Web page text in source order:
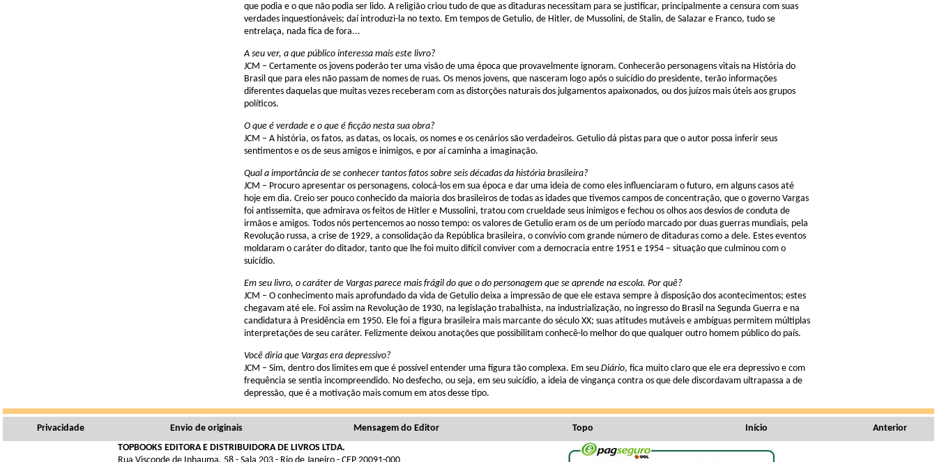
que podia e o que não podia ser lido. A religião criou tudo de que as ditaduras necessitam para se justificar, principalmente a censura com suas
verdades inquestionáveis; daí introduzi-la no texto. Em tempos de Getulio, de Hitler, de Mussolini, de Stalin, de Salazar e Franco, tudo se
entrelaça, nada fica de fora...
A seu ver, a que público interessa mais este livro?
JCM – Certamente os jovens poderão ter uma visão de uma época que provavelmente ignoram. Conhecerão personagens vitais na História do
Brasil que para eles não passam de nomes de ruas. Os menos jovens, que nasceram logo após o suicídio do presidente, terão informações
diferentes daquelas que muitas vezes receberam com as distorções naturais dos julgamentos apaixonados, ou dos juízos mais úteis aos grupos
políticos.
O que é verdade e o que é ficção nesta sua obra?
JCM – A história, os fatos, as datas, os locais, os nomes e os cenários são verdadeiros. Getulio dá pistas para que o autor possa inferir seus
sentimentos e os de seus amigos e inimigos, e por aí caminha a imaginação.
Qual a importância de se conhecer tantos fatos sobre seis décadas da história brasileira?
JCM – Procuro apresentar os personagens, colocá-los em sua época e dar uma ideia de como eles influenciaram o futuro, em alguns casos até
hoje em dia. Creio ser pouco conhecido da maioria dos brasileiros de todas as idades que tivemos campos de concentração, que o governo Vargas
foi antissemita, que admirava os feitos de Hitler e Mussolini, tratou com crueldade seus inimigos e fechou os olhos aos desvios de conduta de
irmãos e amigos. Todos nós pertencemos ao nosso tempo: os valores de Getulio eram os de um período marcado por duas guerras mundiais, pela
Revolução russa, a crise de 1929, a consolidação da República brasileira, o convívio com grande número de ditaduras como a dele. Estes eventos
moldaram o caráter do ditador, tanto que lhe foi muito difícil conviver com a democracia entre 1951 e 1954 – situação que culminou com o
suicídio.
Em seu livro, o caráter de Vargas parece mais frágil do que o do personagem que se aprende na escola. Por quê?
JCM – O conhecimento mais aprofundado da vida de Getulio deixa a impressão de que ele estava sempre à disposição dos acontecimentos; estes
chegavam até ele. Foi assim na Revolução de 1930, na legislação trabalhista, na industrialização, no ingresso do Brasil na Segunda Guerra e na
candidatura à Presidência em 1950. Ele foi a figura brasileira mais marcante do século XX; suas atitudes mutáveis e ambíguas permitem múltiplas
interpretações de seu caráter. Felizmente deixou anotações que possibilitam conhecê-lo melhor do que qualquer outro homem público do país.
Você diria que Vargas era depressivo?
JCM – Sim, dentro dos limites em que é possível entender uma figura tão complexa. Em seu Diário, fica muito claro que ele era depressivo e com
frequência se sentia incompreendido. No desfecho, ou seja, em seu suicídio, a ideia de vingança contra os que dele discordavam ultrapassa a de
depressão, que é a motivação mais comum em atos desse tipo.
Privacidade Envio de originais Mensagem do Editor Topo Início
Anterior
TOPBOOKS EDITORA E DISTRIBUIDORA DE LIVROS LTDA.